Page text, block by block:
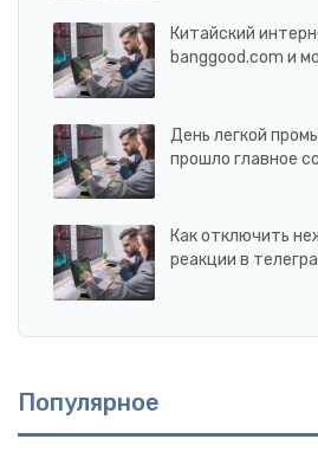
Китайский
banggood.com и
День легкой
прошло главное
Как отключить
реакции в
Популярное